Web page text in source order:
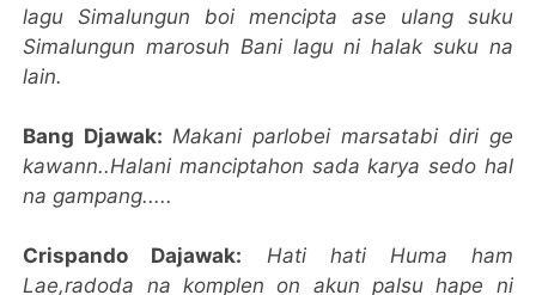
lagu Simalungun boi mencipta ase ulang suku
Simalungun marosuh Bani lagu ni halak suku na
lain.
Bang Djawak: Makani parlobei marsatabi diri ge
kawann..Halani manciptahon sada karya sedo hal
na gampang.....
Crispando Dajawak: Hati hati Huma ham
Lae,radoda na komplen on akun palsu hape ni